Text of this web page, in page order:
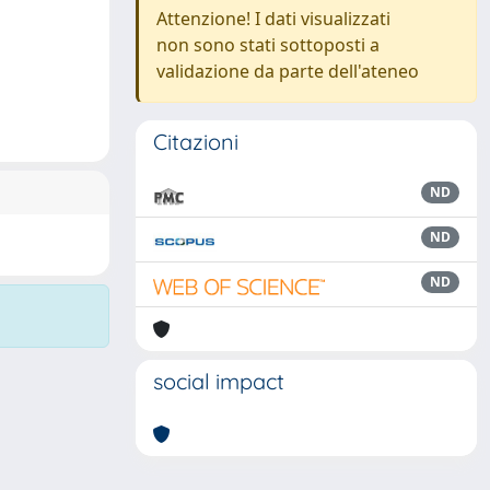
Attenzione! I dati visualizzati
non sono stati sottoposti a
validazione da parte dell'ateneo
Citazioni
ND
ND
ND
social impact